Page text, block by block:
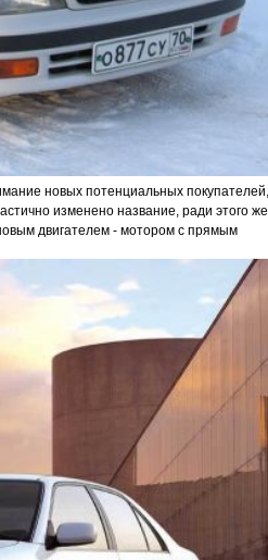
новых потенциальных покупателей,
изменено название, ради этого же
двигателем - мотором с прямым